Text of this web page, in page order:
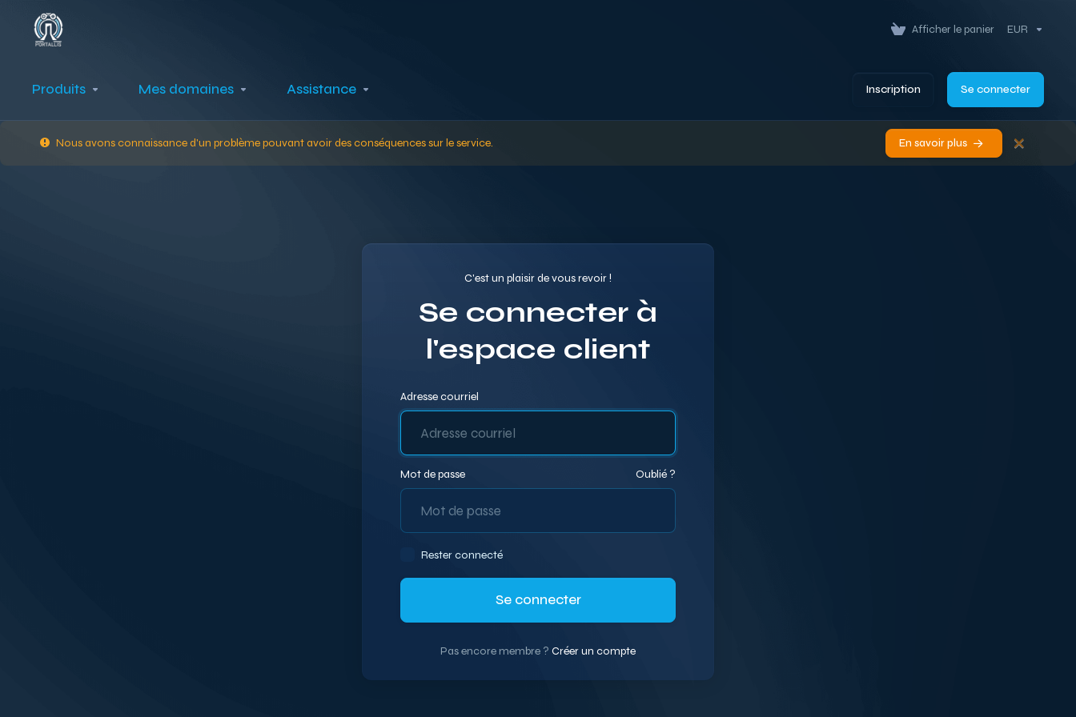
Afficher le panier EUR
Produits Mes domaines Assistance Inscription Se connecter
Nous avons connaissance d'un problème pouvant avoir des conséquences sur le service. En savoir plus
C'est un plaisir de vous revoir !
Se connecter à
l'espace client
Adresse courriel
Mot de passe Oublié ?
Rester connecté
Se connecter
Pas encore membre ? Créer un compte